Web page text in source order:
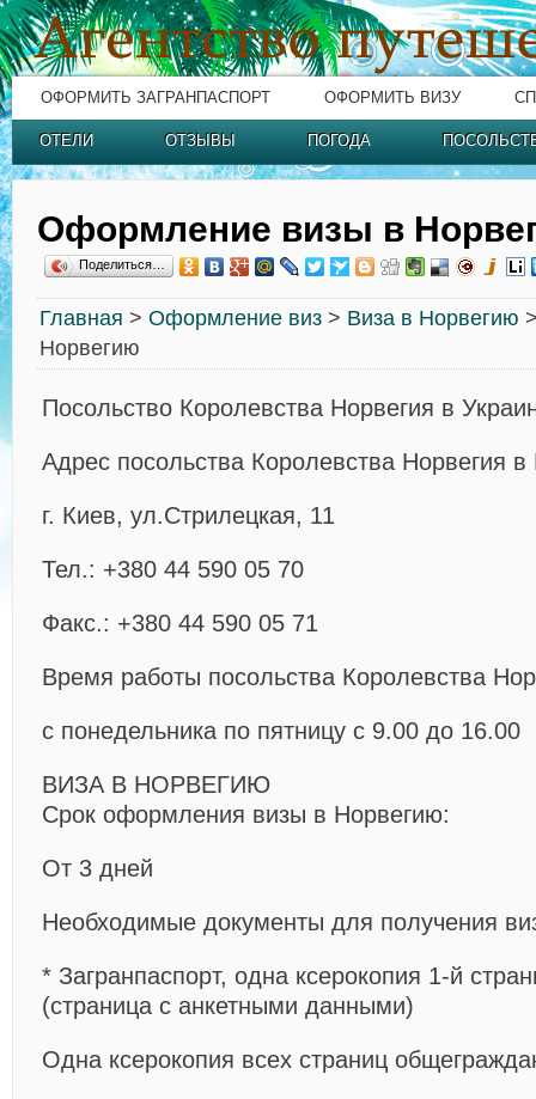
ОФОРМИТЬ ЗАГРАНПАСПОРТ ОФОРМИТЬ ВИЗУ
ОТЕЛИ ОТЗЫВЫ ПОГОДА
Оформление визы в
Поделиться…
Главная > Оформление виз > Виза в Норвегию
Норвегию
Посольство Королевства Норвегия в
Адрес посольства Королевства Норвегия в
г. Киев, ул.Стрилецкая, 11
Тел.: +380 44 590 05 70
Факс.: +380 44 590 05 71
Время работы посольства Королевства
с понедельника по пятницу с 9.00 до 16.00
ВИЗА В НОРВЕГИЮ
Срок оформления визы в Норвегию:
От 3 дней
Необходимые документы для получения
* Загранпаспорт, одна ксерокопия 1-й
(страница с анкетными данными)
Одна ксерокопия всех страниц